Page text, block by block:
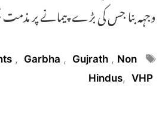
وجہہ بنا جس کی بڑے پیمانے پر
Tags
, Garbha , Gujrath , Non
Hindus, VHP